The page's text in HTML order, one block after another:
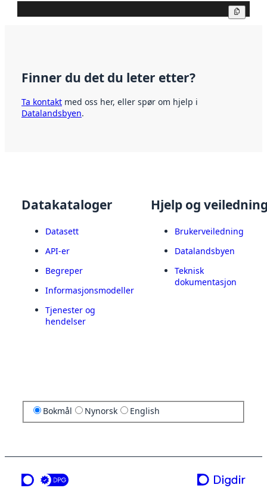
Finner du det du leter etter?
Ta kontakt med oss her, eller spør om hjelp i
Datalandsbyen.
Datakataloger
Datasett
API-er
Begreper
Informasjonsmodeller
Tjenester og
hendelser
Hjelp og
Brukerveiledning
Datalandsbyen
Teknisk
dokumentasjon
Bokmål Nynorsk English